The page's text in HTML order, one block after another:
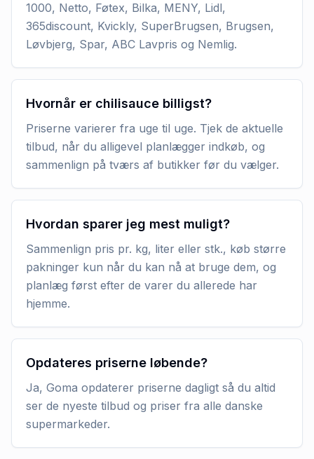
1000, Netto, Føtex, Bilka, MENY, Lidl,
365discount, Kvickly, SuperBrugsen, Brugsen,
Løvbjerg, Spar, ABC Lavpris og Nemlig.
Hvornår er chilisauce billigst?
Priserne varierer fra uge til uge. Tjek de aktuelle
tilbud, når du alligevel planlægger indkøb, og
sammenlign på tværs af butikker før du vælger.
Hvordan sparer jeg mest muligt?
Sammenlign pris pr. kg, liter eller stk., køb større
pakninger kun når du kan nå at bruge dem, og
planlæg først efter de varer du allerede har
hjemme.
Opdateres priserne løbende?
Ja, Goma opdaterer priserne dagligt så du altid
ser de nyeste tilbud og priser fra alle danske
supermarkeder.